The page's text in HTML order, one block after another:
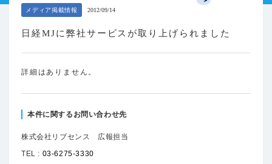
メディア掲載情報 2012/09/14
日経MJに弊社サービスが取り上げられました
詳細はありません。
本件に関するお問い合わせ先
株式会社リブセンス 広報担当
TEL : 03-6275-3330